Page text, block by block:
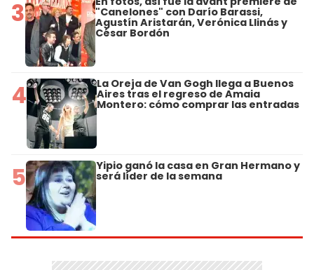
3 "Canelones" con Darío Barassi,
Agustín Aristarán, Verónica Llinás y
César Bordón
4 La Oreja de Van Gogh llega a Buenos
Aires tras el regreso de Amaia
Montero: cómo comprar las entradas
5 Yipio ganó la casa en Gran Hermano y
será líder de la semana